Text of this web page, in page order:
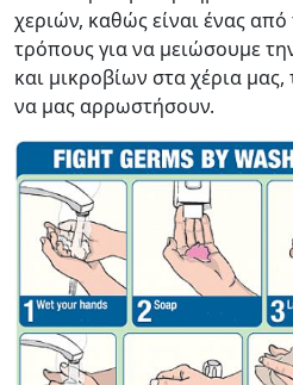
χεριών, καθώς είναι ένας
τρόπους για να μειώσουμε
και μικροβίων στα χέρια
να μας αρρωστήσουν.